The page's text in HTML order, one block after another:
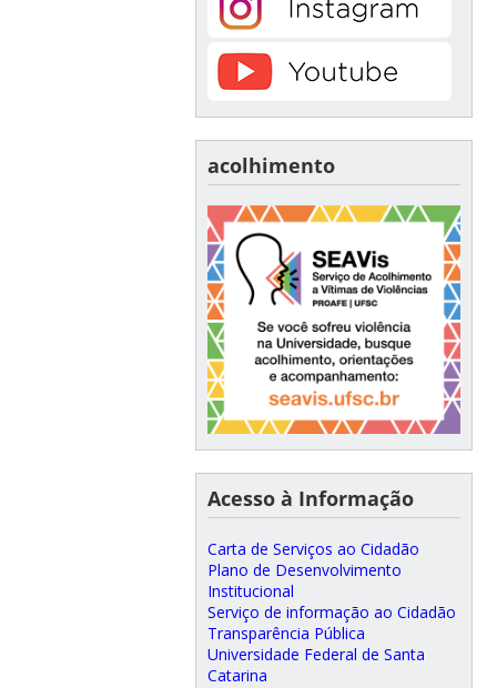
acolhimento
Acesso à Informação
Carta de Serviços ao Cidadão
Plano de Desenvolvimento
Institucional
Serviço de informação ao Cidadão
Transparência Pública
Universidade Federal de Santa
Catarina